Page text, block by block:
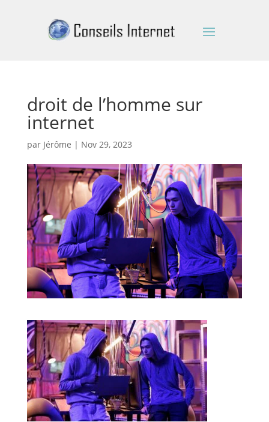
droit de l’homme sur
internet
par Jérôme | Nov 29, 2023